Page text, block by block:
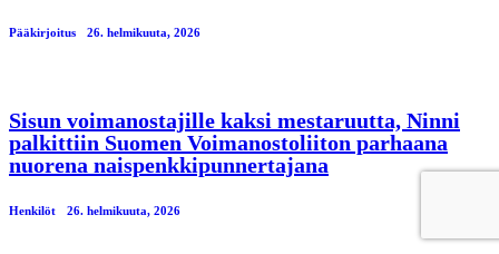
Pääkirjoitus 26. helmikuuta, 2026
Sisun voimanostajille kaksi mestaruutta, Ninni
palkittiin Suomen Voimanostoliiton parhaana
nuorena naispenkkipunnertajana
Henkilöt 26. helmikuuta, 2026